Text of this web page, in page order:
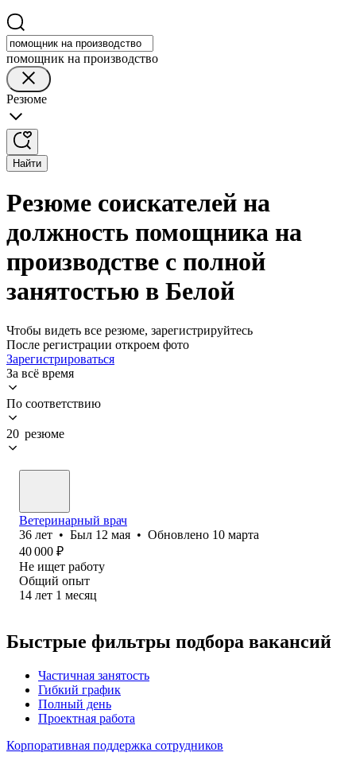
помощник на производство
Резюме
Найти
Резюме соискателей на
должность помощника на
производстве с полной
занятостью в Белой
Чтобы видеть все резюме, зарегистрируйтесь
После регистрации откроем фото
Зарегистрироваться
За всё время
По соответствию
20 резюме
Ветеринарный врач
36 лет • Был 12 мая • Обновлено 10 марта
40 000 ₽
Не ищет работу
Общий опыт
14 лет 1 месяц
Быстрые фильтры подбора вакансий
Частичная занятость
Гибкий график
Полный день
Проектная работа
Корпоративная поддержка сотрудников